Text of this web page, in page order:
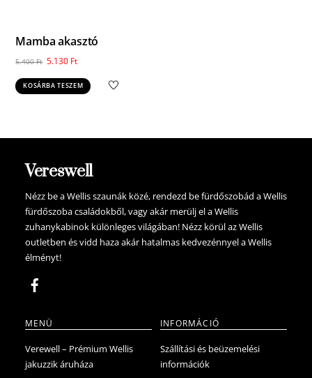
Mamba akasztó
5.400Ft Original
price
was:
5.130 FtCurrent
price
is:
KOSÁRBA TESZEM
Vereswell
Nézz be a Wellis szaunák közé, rendezd be fürdőszobád a Wellis
fürdőszoba családokből, vagy akár merülj el a Wellis
zuhanykabinok különleges világában! Nézz körül az Wellis
outletben és vidd haza akár hatalmas kedvezénnyel a Wellis
élményt!
MENÜ
Verewell – Prémium Wellis
jakuzzik áruháza
INFORMÁCIÓ
Szállítási és beüzemelési
információk